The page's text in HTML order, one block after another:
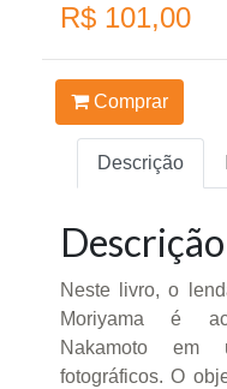
R$ 101,00
Comprar
Descrição
Descrição
Neste livro, o
Moriyama é
Nakamoto em
fotográficos. O